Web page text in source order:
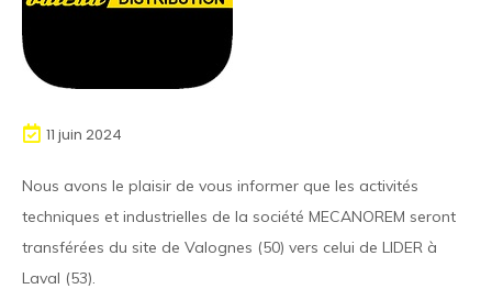
11 juin 2024
Nous avons le plaisir de vous informer que les activités
techniques et industrielles de la société MECANOREM seront
transférées du site de Valognes (50) vers celui de LIDER à
Laval (53).